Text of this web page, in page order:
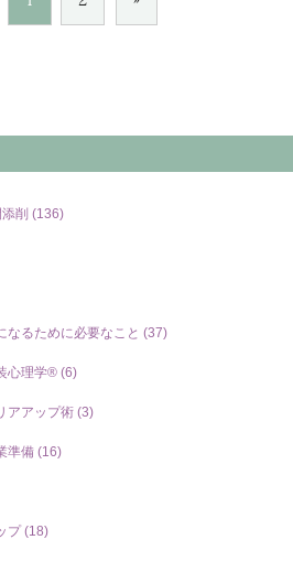
削 (136)
なるために必要なこと (37)
⼼理学® (6)
アアップ術 (3)
準備 (16)
プ (18)